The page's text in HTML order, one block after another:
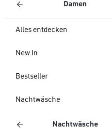
Damen
Alles entdecken
New In
Bestseller
Nachtwäsche
Nachtwäsche